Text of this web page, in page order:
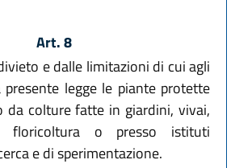
Art. 8
e dalle limitazioni di cui agli
legge le piante protette
da colture fatte in giardini, vivai,
floricoltura o presso istituti
e di sperimentazione.